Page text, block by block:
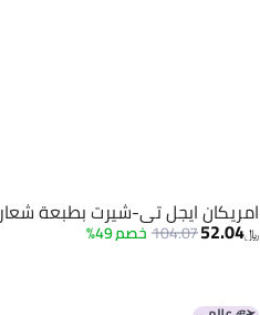
امريكان ايجل تي-شيرت بطبعة شعار
﷼‏52.04
104.07خصم 49%